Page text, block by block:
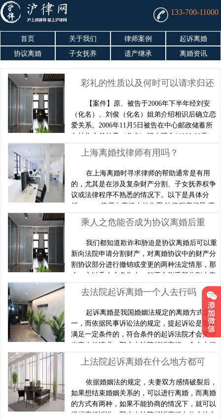
133-700-11000
首页 关于我们 律师案例
起诉离婚
协议离婚
子女抚养 遗产继承 离婚资讯
彩礼的性质以及何时可以请求归还
【案件】原、被告于2006年下半年经刘安
（化名）、刘俊（化名）姐弟介绍相识后确立恋
爱关系。2006年11月5日被告在中心邮政储蓄所
向被告之父林贵（化名）汇去现金14000.00元。
2007年1月1日原、被告在摆酒席举行结婚仪式后
同居生活。被告怀孕39周后，原、被告于2007年
12月到市被告父母处，同月15日被告在协和妇产
医院进行了产前检查，之后被告以双方年龄差距
太大断绝与原告的往来并于同月26日实……
上海离婚找律师有用吗？
在上海离婚时寻求律师的帮助通常是有用
的，尤其是在涉及复杂财产分割、子女抚养权争
议或法律程序不熟悉的情况下。以下是具体分
析： 一、律师在离婚中的作用 法律程序指导 离
婚涉及复杂的法律流程（如协议离婚冷静期、诉
讼材料准备、财产申报等），律师可确保程序合
规，避免因疏漏导致拖延。 上海特点：上海法院
对证据要求严格，律师能协助整理房产、收入、
债务等证明文件。 财产分……
我们都知道欺诈和胁迫是协议离婚后可以重
新向法院申请分割财产，对离婚协议中的财产分
割协议部分进行撤销或变更的两种法定情形，那
么一方以乘人之危为由，能否主张重新分割夫妻
共同财产呢？上海离婚纠纷律师以下面这个案例
为例，认为不应当将乘人之危也作为男女双方在
协议离婚后重新分割财产的依据。 李某与王某长
期感情不和，李某多次要求离婚，并主张抚养子
女，但王某主张自己抚养子女，分得绝大部分财
产后才同意离婚。后来李……
去法院起诉离婚一个人去行吗
起诉离婚是我国婚姻法规定的离婚方式之
一，而依据民事诉讼法的规定，提起诉讼是需要
满足一定条件的，符合条件的起诉法院才会受理
当事人的请求，那么去法院起诉离婚一个人去行
吗?下面由上海离婚律师网上海离婚律师为读者
进行相关知识的解答。去法院起诉离婚可不可以
一个人去依据婚姻法的规定，起诉离婚是由单方
提出的，所以起诉离婚是可以由夫妻的一方向人
民法院提出。《中华人民共和国婚姻法》第三十
二条男女一方要求离婚的，可由……
上法院起诉离婚在什么地方都可以吗
依据婚姻法的规定，夫妻双方感情破裂后，
如果想结束婚姻关系的，可以进行离婚，而离婚
的方式有两种，如果不能协商的情况下，就可以
提起离婚诉讼，那么上法院起诉离婚在什么地方